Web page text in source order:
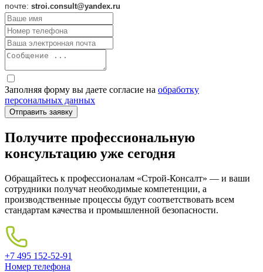
почте: stroi.consult@yandex.ru
Заполняя форму вы даете согласие на обработку
персональных данных
Получите профессиональную
консультацию уже сегодня
Обращайтесь к профессионалам «Строй-Консалт» — и ваши
сотрудники получат необходимые компетенции, а
производственные процессы будут соответствовать всем
стандартам качества и промышленной безопасности.
+7 495 152-52-91
Номер телефона